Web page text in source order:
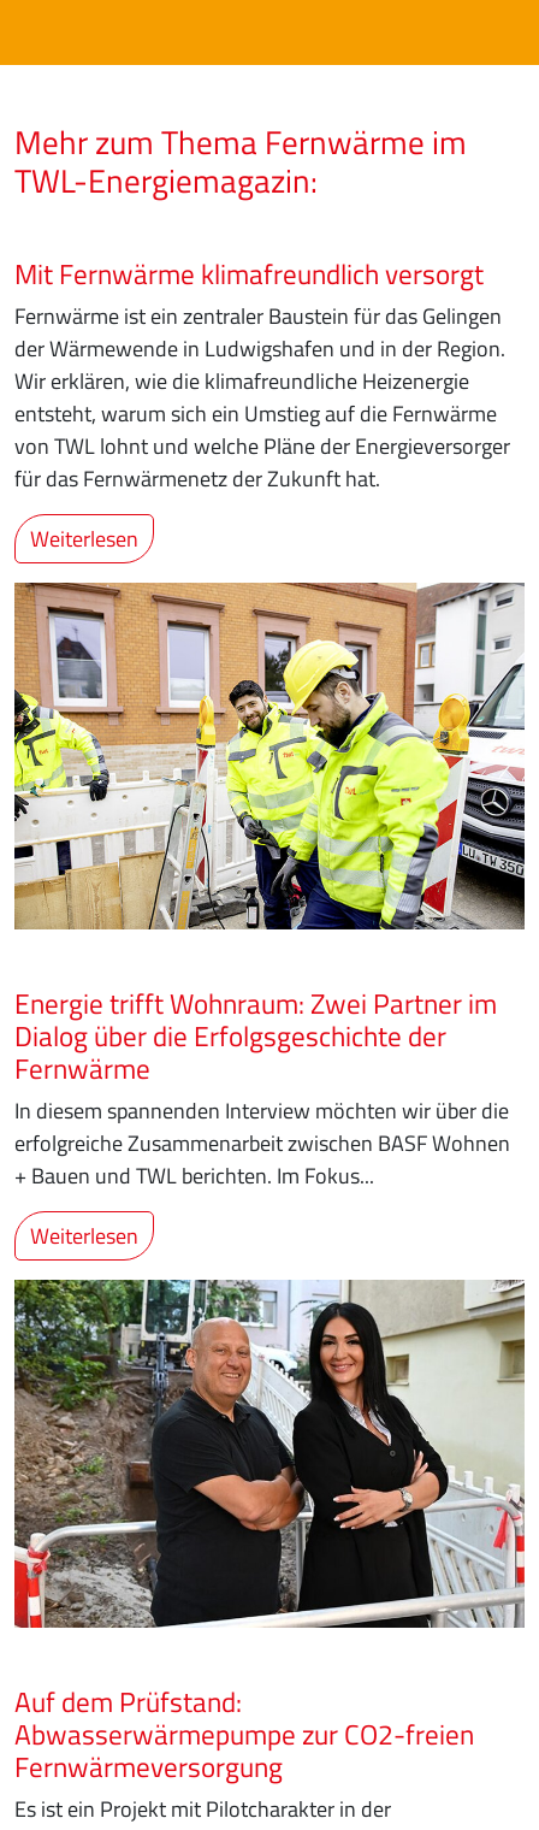
Mehr zum Thema Fernwärme im
TWL-Energiemagazin:
Mit Fernwärme klimafreundlich versorgt
Fernwärme ist ein zentraler Baustein für das Gelingen
der Wärmewende in Ludwigshafen und in der Region.
Wir erklären, wie die klimafreundliche Heizenergie
entsteht, warum sich ein Umstieg auf die Fernwärme
von TWL lohnt und welche Pläne der Energieversorger
für das Fernwärmenetz der Zukunft hat.
Weiterlesen
Energie trifft Wohnraum: Zwei Partner im
Dialog über die Erfolgsgeschichte der
Fernwärme
In diesem spannenden Interview möchten wir über die
erfolgreiche Zusammenarbeit zwischen BASF Wohnen
+ Bauen und TWL berichten. Im Fokus...
Weiterlesen
Auf dem Prüfstand:
Abwasserwärmepumpe zur CO2-freien
Fernwärmeversorgung
Es ist ein Projekt mit Pilotcharakter in der